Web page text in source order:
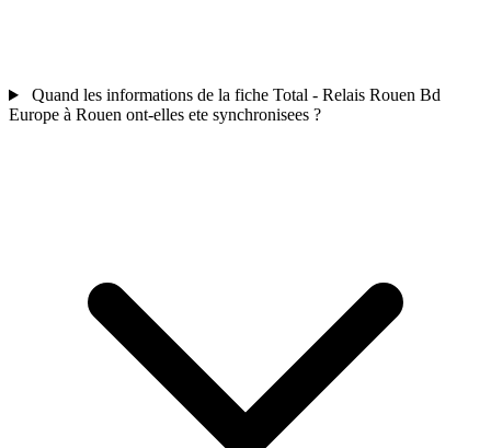
Quand les informations de la fiche Total - Relais Rouen Bd
Europe à Rouen ont-elles ete synchronisees ?